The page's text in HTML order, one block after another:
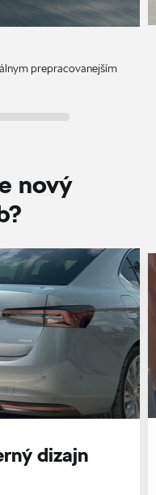
prepracovanejším
nový
dizajn